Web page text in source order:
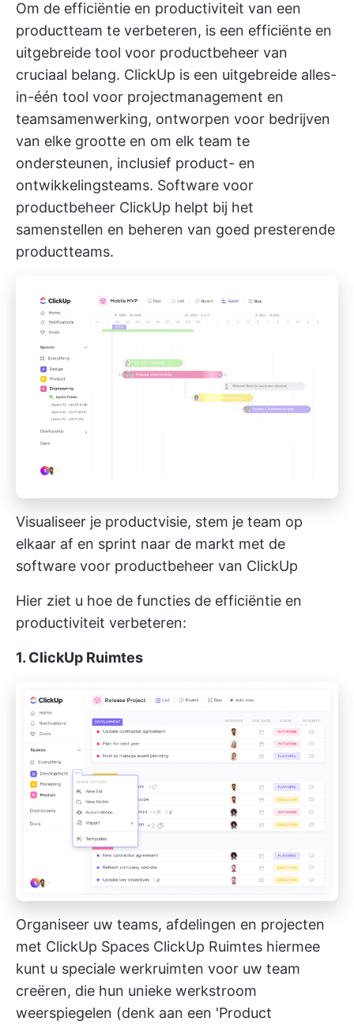
Om de efficiëntie en productiviteit van een
productteam te verbeteren, is een efficiënte en
uitgebreide tool voor productbeheer van
cruciaal belang. ClickUp is een uitgebreide alles-
in-één tool voor projectmanagement en
teamsamenwerking, ontworpen voor bedrijven
van elke grootte en om elk team te
ondersteunen, inclusief product- en
ontwikkelingsteams. Software voor
productbeheer ClickUp helpt bij het
samenstellen en beheren van goed presterende
productteams.
Visualiseer je productvisie, stem je team op
elkaar af en sprint naar de markt met de
software voor productbeheer van ClickUp
Hier ziet u hoe de functies de efficiëntie en
productiviteit verbeteren:
1. ClickUp Ruimtes
Organiseer uw teams, afdelingen en projecten
met ClickUp Spaces ClickUp Ruimtes hiermee
kunt u speciale werkruimten voor uw team
creëren, die hun unieke werkstroom
weerspiegelen (denk aan een 'Product